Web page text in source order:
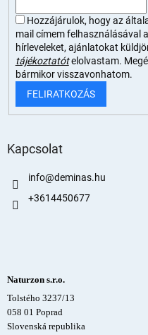
Hozzájárulok, hogy az
mail címem felhasználásával
hírleveleket, ajánlatokat
tájékoztatót elolvastam.
bármikor visszavonhatom.
FELIRATKOZÁS
Kapcsolat
info@deminas.hu
+3614450677
Naturzon s.r.o.
Tolstého 3237/13
058 01 Poprad
Slovenská republika